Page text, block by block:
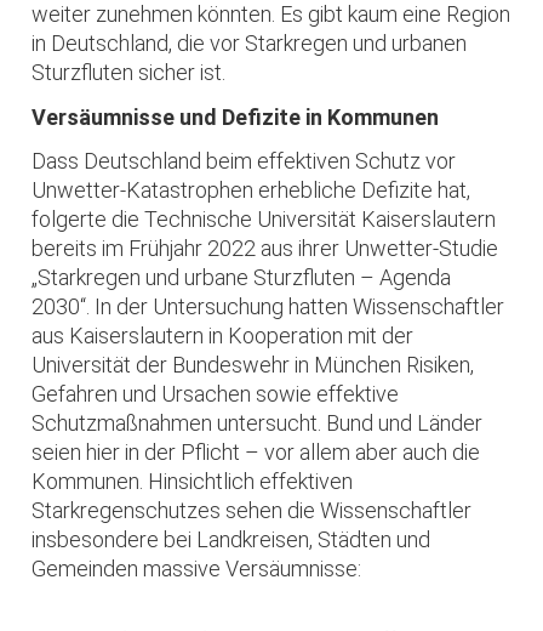
weiter zunehmen könnten. Es gibt kaum eine Region
in Deutschland, die vor Starkregen und urbanen
Sturzfluten sicher ist.
Versäumnisse und Defizite in Kommunen
Dass Deutschland beim effektiven Schutz vor
Unwetter-Katastrophen erhebliche Defizite hat,
folgerte die Technische Universität Kaiserslautern
bereits im Frühjahr 2022 aus ihrer Unwetter-Studie
„Starkregen und urbane Sturzfluten – Agenda
2030“. In der Untersuchung hatten Wissenschaftler
aus Kaiserslautern in Kooperation mit der
Universität der Bundeswehr in München Risiken,
Gefahren und Ursachen sowie effektive
Schutzmaßnahmen untersucht. Bund und Länder
seien hier in der Pflicht – vor allem aber auch die
Kommunen. Hinsichtlich effektiven
Starkregenschutzes sehen die Wissenschaftler
insbesondere bei Landkreisen, Städten und
Gemeinden massive Versäumnisse: